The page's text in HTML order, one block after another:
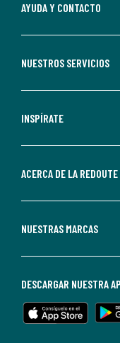
AYUDA Y CONTACTO
NUESTROS SERVICIOS
INSPÍRATE
ACERCA DE LA REDOUTE
NUESTRAS MARCAS
DESCARGAR NUESTRA